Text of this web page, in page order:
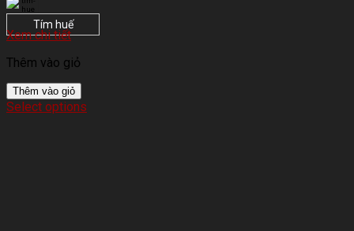
Tím huế
Xem chi tiết
Thêm vào giỏ
Thêm vào giỏ
Select options